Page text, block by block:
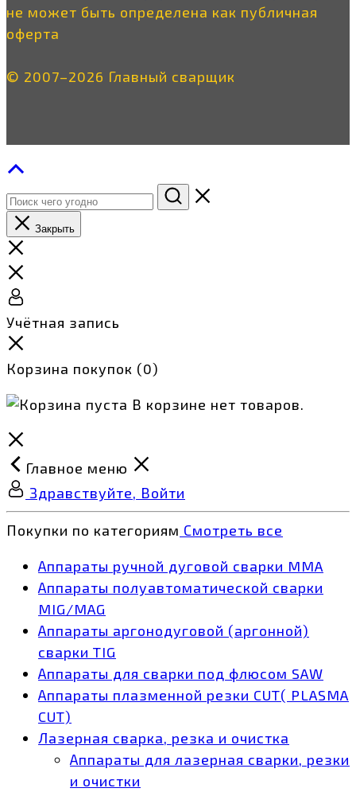
не может быть определена как публичная
оферта
© 2007–2026 Главный сварщик
Закрыть
Учётная запись
Корзина покупок (0)
В корзине нет товаров.
Главное меню
Здравствуйте, Войти
Покупки по категориям Смотреть все
Аппараты ручной дуговой сварки MMA
Аппараты полуавтоматической сварки
MIG/MAG
Аппараты аргонодуговой (аргонной)
сварки TIG
Аппараты для сварки под флюсом SAW
Аппараты плазменной резки CUT( PLASMA
CUT)
Лазерная сварка, резка и очистка
Аппараты для лазерная сварки, резки
и очистки